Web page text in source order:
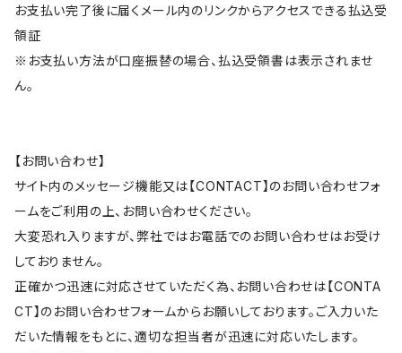
お支払い完了後に届くメール内のリンクからアクセスできる払込受
領証
※お支払い方法が口座振替の場合、払込受領書は表示されませ
ん。
【お問い合わせ】
サイト内のメッセージ機能又は【CONTACT】のお問い合わせフォ
ームをご利用の上、お問い合わせください。
大変恐れ入りますが、弊社ではお電話でのお問い合わせはお受け
しておりません。
正確かつ迅速に対応させていただく為、お問い合わせは【CONTA
CT】のお問い合わせフォームからお願いしております。ご入力いた
だいた情報をもとに、適切な担当者が迅速に対応いたします。